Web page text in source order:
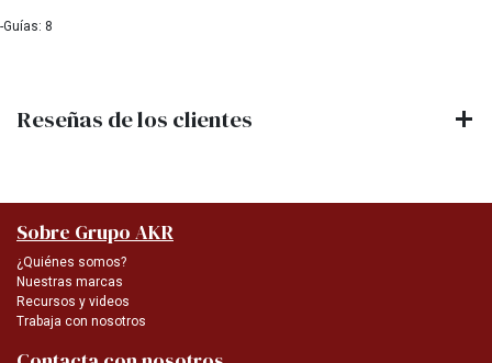
-Guías: 8
Reseñas de los clientes
Sobre Grupo AKR
¿Quiénes somos?
Nuestras marcas
Recursos y videos
Trabaja con nosotros